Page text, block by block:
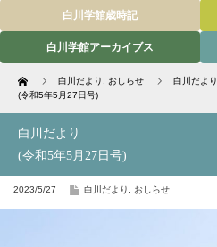
白川学館歳時記
白川学館アーカイブス
Home 白川だより おしらせ
白川だより
(令和5年5月27日号)
白川だより
(令和5年5月27日号)
2023/5/27 白川だより おしらせ